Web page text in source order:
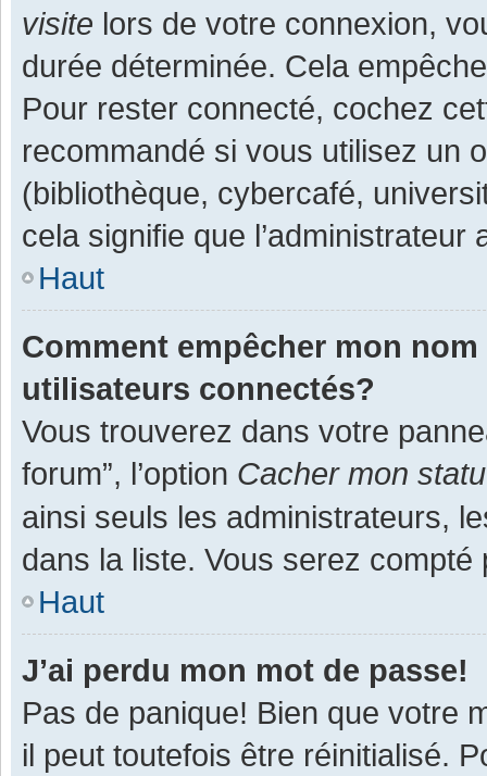
visite lors de votre connexion,
durée déterminée. Cela
Pour rester connecté, cochez
recommandé si vous utilisez un
(bibliothèque, cybercafé,
cela signifie que
Haut
Comment empêcher mon
utilisateurs connectés?
Vous trouverez dans votre
forum”, l’option Cacher mon
ainsi seuls les administrateurs,
dans la liste. Vous serez
Haut
J’ai perdu mon mot de passe!
Pas de panique! Bien que votre
il peut toutefois être réinitialisé.